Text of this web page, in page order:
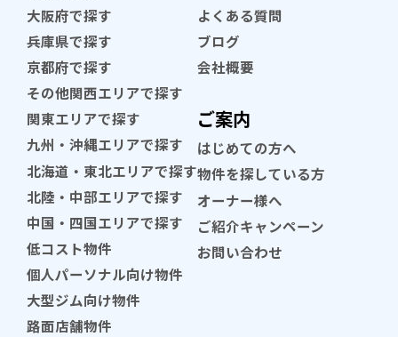
大阪府で探す
兵庫県で探す
京都府で探す
その他関西エリアで探す
関東エリアで探す
九州・沖縄エリアで探す
北海道・東北エリアで探す
北陸・中部エリアで探す
中国・四国エリアで探す
低コスト物件
個人パーソナル向け物件
大型ジム向け物件
路面店舗物件
よくある質問
ブログ
会社概要
ご案内
はじめての方へ
物件を探している方
オーナー様へ
ご紹介キャンペーン
お問い合わせ